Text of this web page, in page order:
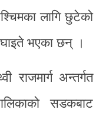
लागि छुटेको
भएका छन् ।
अन्तर्गत
सडकबाट